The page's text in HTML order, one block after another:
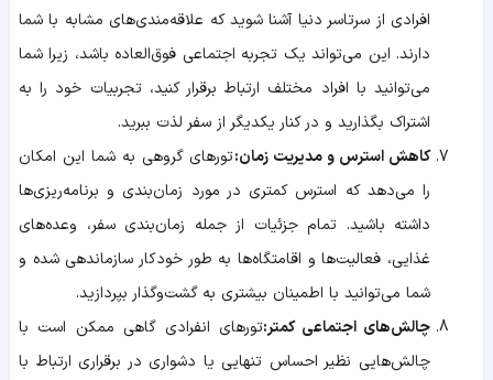
افرادی از سرتاسر دنیا آشنا شوید که علاقه‌مندی‌های مشابه با شما
دارند. این می‌تواند یک تجربه اجتماعی فوق‌العاده باشد، زیرا شما
می‌توانید با افراد مختلف ارتباط برقرار کنید، تجربیات خود را به
اشتراک بگذارید و در کنار یکدیگر از سفر لذت ببرید.
کاهش استرس و مدیریت زمان:تورهای گروهی به شما این امکان
را می‌دهد که استرس کمتری در مورد زمان‌بندی و برنامه‌ریزی‌ها
داشته باشید. تمام جزئیات از جمله زمان‌بندی سفر، وعده‌های
غذایی، فعالیت‌ها و اقامتگاه‌ها به طور خودکار سازماندهی شده و
شما می‌توانید با اطمینان بیشتری به گشت‌وگذار بپردازید.
چالش‌های اجتماعی کمتر:تورهای انفرادی گاهی ممکن است با
چالش‌هایی نظیر احساس تنهایی یا دشواری در برقراری ارتباط با